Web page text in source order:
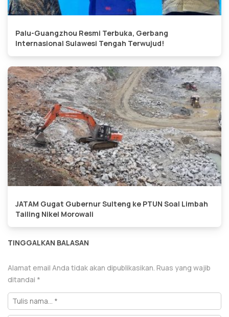
Palu-Guangzhou Resmi Terbuka, Gerbang
Internasional Sulawesi Tengah Terwujud!
JATAM Gugat Gubernur Sulteng ke PTUN Soal Limbah
Tailing Nikel Morowali
TINGGALKAN BALASAN
Alamat email Anda tidak akan dipublikasikan. Ruas yang wajib
ditandai *